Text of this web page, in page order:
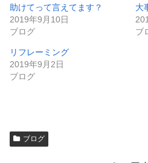
t
e
r
で
(
新
し
い
開
き
ま
助けてって言えてます？
2019年9月10日
ブログ
大
ブ
リフレーミング
2019年9月2日
ブログ
ブログ